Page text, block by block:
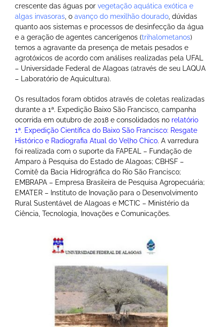
crescente das águas por vegetação aquática exótica e
algas invasoras , o avanço do mexilhão dourado , dúvidas
quanto aos sistemas e processos de desinfecção da água
e a geração de agentes cancerígenos (trihalometanos)
temos a agravante da presença de metais pesados e
agrotóxicos de acordo com análises realizadas pela UFAL
– Universidade Federal de Alagoas (através de seu LAQUA
– Laboratório de Aquicultura).
Os resultados foram obtidos através de coletas realizadas
durante a 1ª. Expedição Baixo São Francisco, campanha
ocorrida em outubro de 2018 e consolidados no relatório
1ª. Expedição Científica do Baixo São Francisco: Resgate
Histórico e Radiografia Atual do Velho Chico. A varredura
foi realizada com o suporte da FAPEAL – Fundação de
Amparo à Pesquisa do Estado de Alagoas; CBHSF –
Comitê da Bacia Hidrográfica do Rio São Francisco;
EMBRAPA – Empresa Brasileira de Pesquisa Agropecuária;
EMATER – Instituto de Inovação para o Desenvolvimento
Rural Sustentável de Alagoas e MCTIC – Ministério da
Ciência, Tecnologia, Inovações e Comunicações.